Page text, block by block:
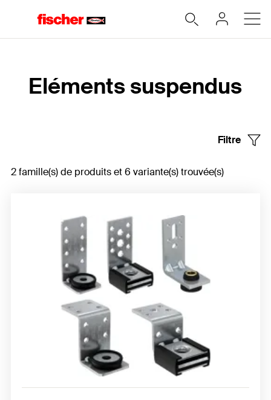
Eléments suspendus
Filtre
2 famille(s) de produits et 6 variante(s) trouvée(s)